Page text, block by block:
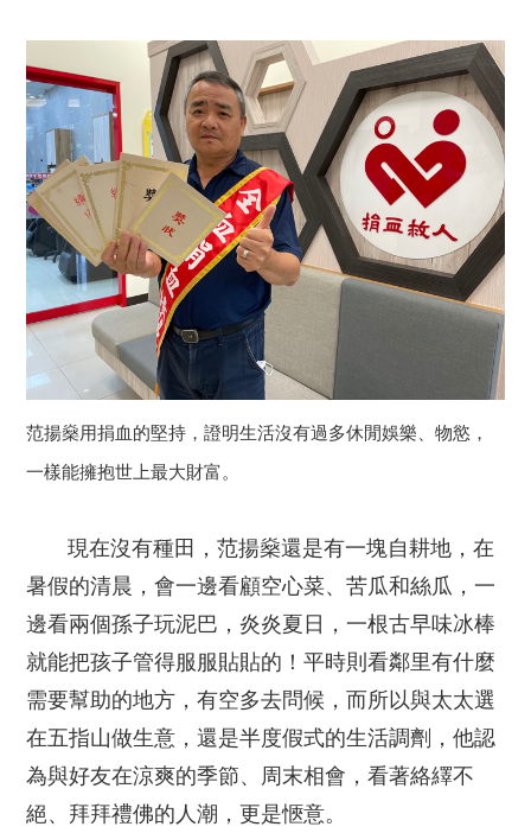
范揚燊用捐血的堅持，證明生活沒有過多休閒娛樂、物慾，
一樣能擁抱世上最大財富。
現在沒有種田，范揚燊還是有一塊自耕地，在
暑假的清晨，會一邊看顧空心菜、苦瓜和絲瓜，一
邊看兩個孫子玩泥巴，炎炎夏日，一根古早味冰棒
就能把孩子管得服服貼貼的！平時則看鄰里有什麼
需要幫助的地方，有空多去問候，而所以與太太選
在五指山做生意，還是半度假式的生活調劑，他認
為與好友在涼爽的季節、周末相會，看著絡繹不
絕、拜拜禮佛的人潮，更是愜意。